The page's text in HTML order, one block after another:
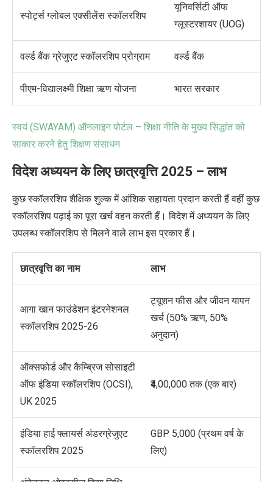
स्पोर्ट्स ग्लोबल एक्सीलेंस स्कॉलरशिप
यूनिवर्सिटी ऑफ
ग्लूस्टरशायर (UOG)
वर्ल्ड बैंक ग्रेजुएट स्कॉलरशिप प्रोग्राम वर्ल्ड बैंक
पीएम-विद्यालक्ष्मी शिक्षा ऋण योजना भारत सरकार
स्वयं (SWAYAM) ऑनलाइन पोर्टल – शिक्षा नीति के मुख्य सिद्धांत को
साकार करने हेतु शिक्षण संसाधन
विदेश अध्ययन के लिए छात्रवृत्ति 2025 –लाभ
कुछ स्कॉलरशिप शैक्षिक शुल्क में आंशिक सहायता प्रदान करती हैं वहीं कुछ
स्कॉलरशिप पढ़ाई का पूरा खर्च वहन करती हैं। विदेश में अध्ययन के लिए
उपलब्ध स्कॉलरशिप से मिलने वाले लाभ इस प्रकार हैं।
छात्रवृत्ति का नाम लाभ
आगा खान फाउंडेशन इंटरनेशनल
स्कॉलरशिप 2025-26
ट्यूशन फीस और जीवन यापन
खर्च (50% ऋण, 50%
अनुदान)
ऑक्सफोर्ड और कैम्ब्रिज सोसाइटी
ऑफ इंडिया स्कॉलरशिप (OCSI),
UK 2025
₹4,00,000 तक (एक बार)
इंडिया हाई फ्लायर्स अंडरग्रेजुएट
स्कॉलरशिप 2025
GBP 5,000 (प्रथमवर्ष के
लिए)